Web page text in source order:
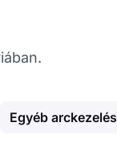
Egyéb arckezelés